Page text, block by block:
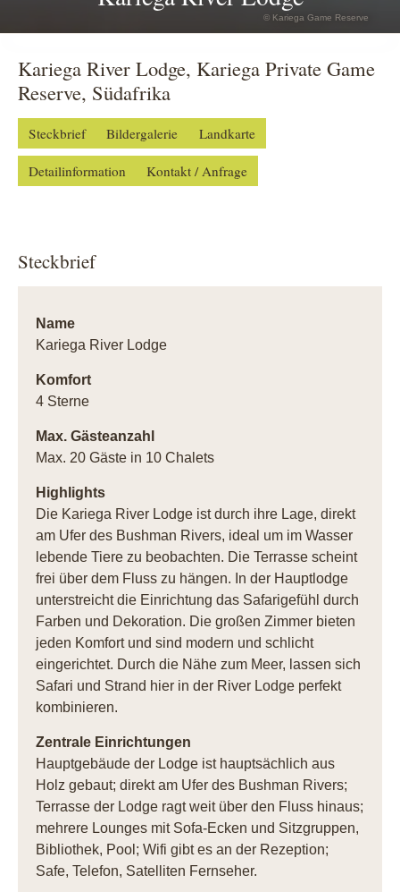
© Kariega Game Reserve
Kariega River Lodge, Kariega Private Game
Reserve, Südafrika
Steckbrief Bildergalerie Landkarte
Detailinformation Kontakt / Anfrage
Steckbrief
Name
Kariega River Lodge
Komfort
4 Sterne
Max. Gästeanzahl
Max. 20 Gäste in 10 Chalets
Highlights
Die Kariega River Lodge ist durch ihre Lage, direkt
am Ufer des Bushman Rivers, ideal um im Wasser
lebende Tiere zu beobachten. Die Terrasse scheint
frei über dem Fluss zu hängen. In der Hauptlodge
unterstreicht die Einrichtung das Safarigefühl durch
Farben und Dekoration. Die großen Zimmer bieten
jeden Komfort und sind modern und schlicht
eingerichtet. Durch die Nähe zum Meer, lassen sich
Safari und Strand hier in der River Lodge perfekt
kombinieren.
Zentrale Einrichtungen
Hauptgebäude der Lodge ist hauptsächlich aus
Holz gebaut; direkt am Ufer des Bushman Rivers;
Terrasse der Lodge ragt weit über den Fluss hinaus;
mehrere Lounges mit Sofa-Ecken und Sitzgruppen,
Bibliothek, Pool; Wifi gibt es an der Rezeption;
Safe, Telefon, Satelliten Fernseher.